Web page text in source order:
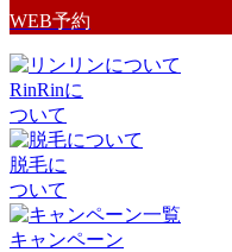
WEB予約
RinRinに
ついて
脱毛に
ついて
キャンペーン